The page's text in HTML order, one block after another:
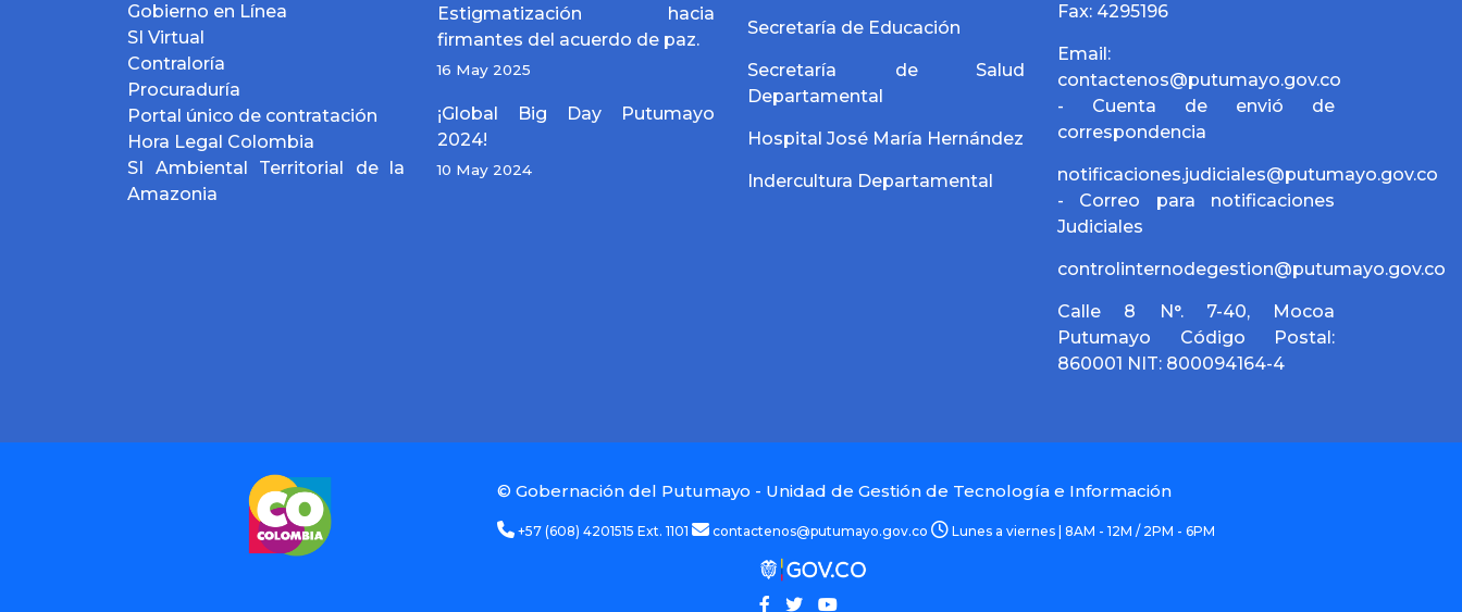
Gobierno en Línea
SI Virtual
Contraloría
Procuraduría
Portal único de contratación
Hora Legal Colombia
SI Ambiental Territorial de la
Amazonia
Estigmatización hacia
firmantes del acuerdo de paz.
16 May 2025
¡Global Big Day Putumayo
2024!
10 May 2024
Secretaría de Educación
Secretaría de Salud
Departamental
Hospital José María Hernández
Indercultura Departamental
Fax: 4295196
Email:
contactenos@putumayo.gov.co
- Cuenta de envió de
correspondencia
notificaciones.judiciales@putumayo.gov.co
- Correo para notificaciones
Judiciales
controlinternodegestion@putumayo.gov.co
Calle 8 N°. 7-40, Mocoa
Putumayo Código Postal:
860001 NIT: 800094164-4
© Gobernación del Putumayo - Unidad de Gestión de Tecnología e Información
+57 (608) 4201515 Ext. 1101 contactenos@putumayo.gov.co Lunes a viernes | 8AM - 12M / 2PM - 6PM